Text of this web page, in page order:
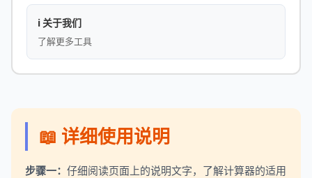
ℹ️ 关于我们
了解更多工具
📖 详细使用说明
步骤一： 仔细阅读页面上的说明文字，了解计算器的适用